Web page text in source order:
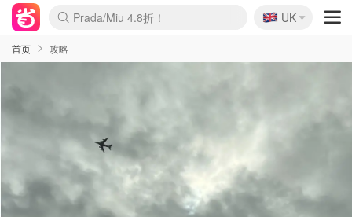
Prada/Miu 4.8折！
🇬🇧
UK
首页 攻略